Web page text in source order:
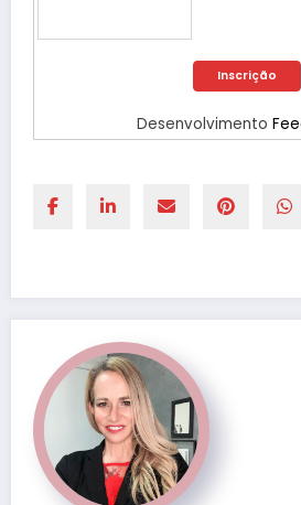
Desenvolvimento